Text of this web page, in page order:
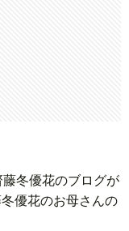
冬優花のブログが
優花のお母さんの